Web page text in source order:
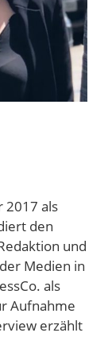
2017 als
den
und
Medien in
als
Aufnahme
erzählt